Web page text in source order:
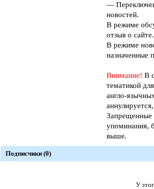
—
новостей.
В режиме
отзыв о сайте.
В режиме
назначенные
Внимание! В
тематикой
англо-
Запрещенные
упоминания,
выше.
Подписчики (0)
У